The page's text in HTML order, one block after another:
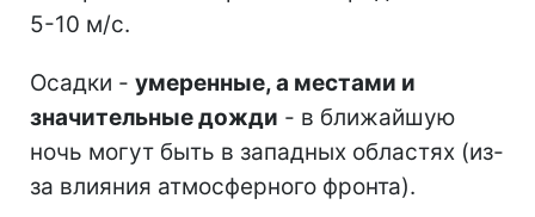
5-10 м/с.
Осадки - умеренные, а местами и
значительные дожди - в ближайшую
ночь могут быть в западных областях (из-
за влияния атмосферного фронта).